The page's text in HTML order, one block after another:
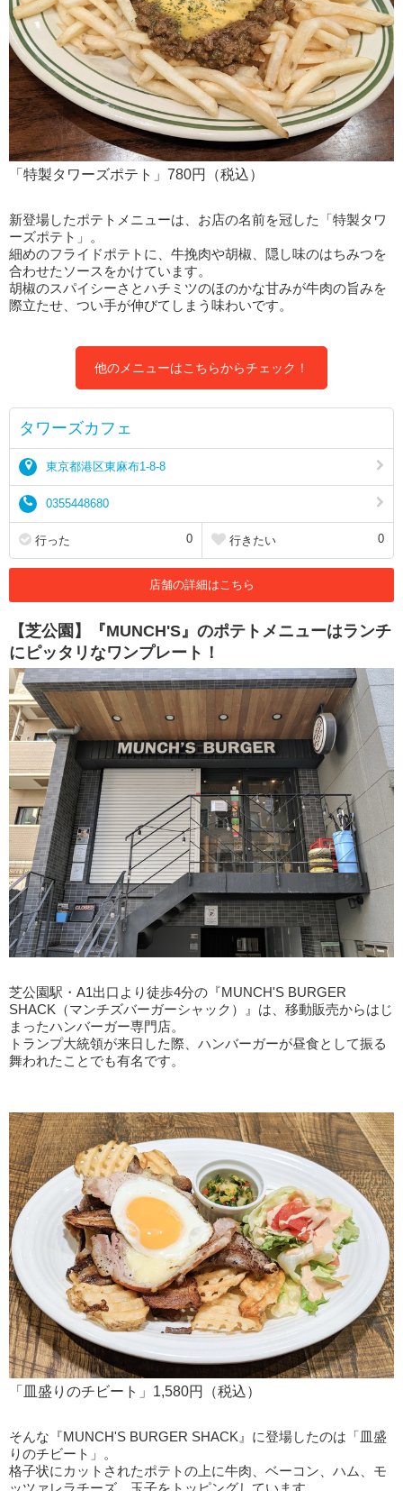
「特製タワーズポテト」780円（税込）
新登場したポテトメニューは、お店の名前を冠した「特製タワ
ーズポテト」。
細めのフライドポテトに、牛挽肉や胡椒、隠し味のはちみつを
合わせたソースをかけています。
胡椒のスパイシーさとハチミツのほのかな甘みが牛肉の旨みを
際立たせ、つい手が伸びてしまう味わいです。
他のメニューはこちらからチェック！
タワーズカフェ
東京都港区東麻布1-8-8
0355448680
行った 0 行きたい 0
店舗の詳細はこちら
【芝公園】『MUNCH'S』のポテトメニューはランチ
にピッタリなワンプレート！
芝公園駅・A1出口より徒歩4分の『MUNCH'S BURGER
SHACK（マンチズバーガーシャック）』は、移動販売からはじ
まったハンバーガー専門店。
トランプ大統領が来日した際、ハンバーガーが昼食として振る
舞われたことでも有名です。
「皿盛りのチビート」1,580円（税込）
そんな『MUNCH'S BURGER SHACK』に登場したのは「皿盛
りのチビート」。
格子状にカットされたポテトの上に牛肉、ベーコン、ハム、モ
ッツァレラチーズ、玉子をトッピングしています。